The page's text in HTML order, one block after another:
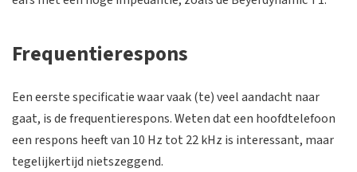
Frequentierespons
Een eerste specificatie waar vaak (te) veel aandacht naar
gaat, is de frequentierespons. Weten dat een hoofdtelefoon
een respons heeft van 10 Hz tot 22 kHz is interessant, maar
tegelijkertijd nietszeggend.